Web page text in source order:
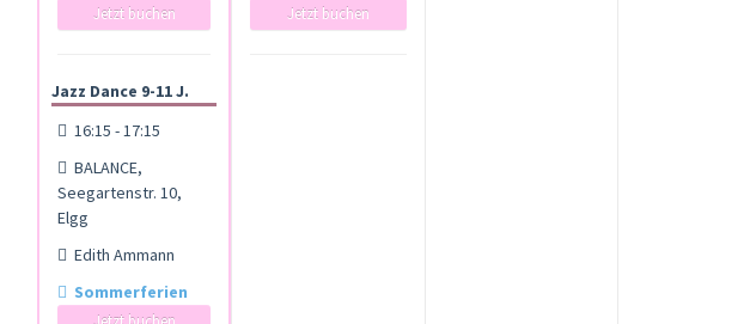
Jetzt buchen
Jazz Dance 9-11 J.
16:15 - 17:15
BALANCE,
Seegartenstr. 10,
Elgg
Edith Ammann
Sommerferien
Jetzt buchen